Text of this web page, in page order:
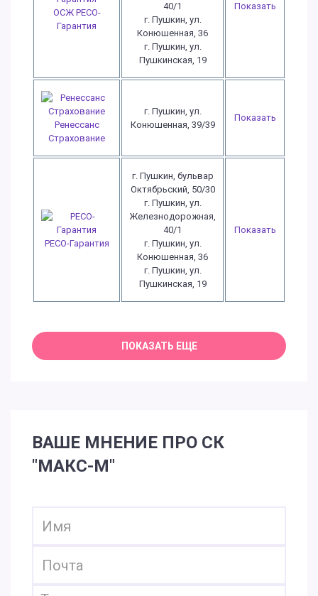
ОСЖ РЕСО-
Гарантия
40/1
г. Пушкин, ул.
Конюшенная, 36
г. Пушкин, ул.
Пушкинская, 19
Показать
Ренессанс
Страхование
г. Пушкин, ул.
Конюшенная, 39/39
Показать
РЕСО-Гарантия
г. Пушкин, бульвар
Октябрьский, 50/30
г. Пушкин, ул.
Железнодорожная,
40/1
г. Пушкин, ул.
Конюшенная, 36
г. Пушкин, ул.
Пушкинская, 19
Показать
ВАШЕ МНЕНИЕ ПРО СК
"МАКС-М"